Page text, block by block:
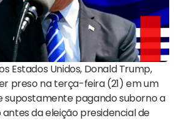
Estados Unidos, Donald Trump,
preso na terça-feira (21) em um
supostamente pagando suborno a
da eleição presidencial de